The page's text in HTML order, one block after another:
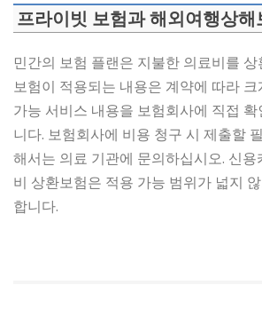
프라이빗 보험과 해외여행상해
민간의 보험 플랜은 지불한 의료비를
보험이 적용되는 내용은 계약에 따라
가능 서비스 내용을 보험회사에 직접
니다. 보험회사에 비용 청구 시 제출할
해서는 의료 기관에 문의하십시오. 신
비 상환보험은 적용 가능 범위가 넓지
합니다.